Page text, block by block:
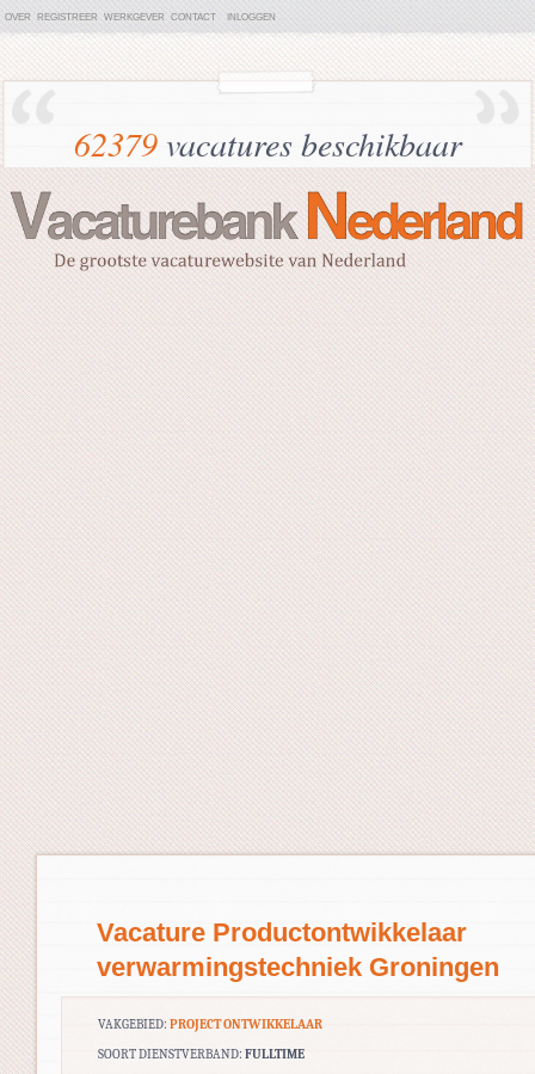
OVER REGISTREER WERKGEVER CONTACT INLOGGEN
62379vacatures beschikbaar
Vacature Productontwikkelaar
verwarmingstechniek Groningen
VAKGEBIED: PROJECT ONTWIKKELAAR
SOORT DIENSTVERBAND: FULLTIME